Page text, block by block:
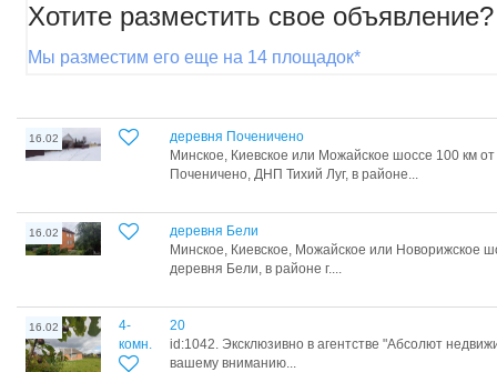
Хотите разместить свое объявление?
Мы разместим его еще на 14 площадок*
16.02
деревня Поченичено
Минское, Киевское или Можайское шоссе 100 км
Поченичено, ДНП Тихий Луг, в районе...
16.02
деревня Бели
Минское, Киевское, Можайское или Новорижское
деревня Бели, в районе г....
16.02
4-
комн.
20
id:1042. Эксклюзивно в агентстве "Абсолют
вашему вниманию...